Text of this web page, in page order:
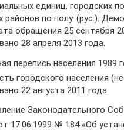
единиц, городских
районов по полу. (рус.).
обращения 25 сентября
28 апреля 2013 года.
перепись населения 1989
городского населения
22 августа 2011 года.
Законодательного
17.06.1999 № 184 «Об